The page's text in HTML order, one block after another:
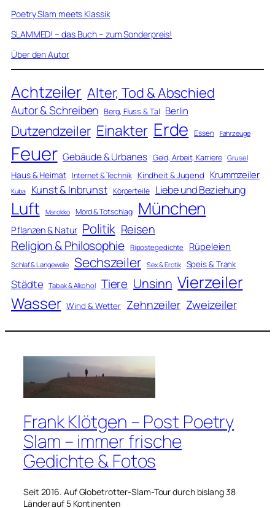
Poetry Slam meets Klassik
SLAMMED! – das Buch – zum Sonderpreis!
Über den Autor
Achtzeiler Alter, Tod & Abschied
Autor & Schreiben Berg, Fluss & Tal Berlin
Dutzendzeiler Einakter Erde Essen Fahrzeuge
Feuer Gebäude & Urbanes Geld, Arbeit, Karriere Grusel
Haus & Heimat Internet & Technik Kindheit & Jugend Krummzeiler
Kuba Kunst & Inbrunst Körperteile Liebe und Beziehung
Luft Marokko Mord & Totschlag München
Pflanzen & Natur Politik Reisen
Religion & Philosophie Ripostegedichte Rüpeleien
Schlaf & Langeweile Sechszeiler Sex & Erotik Speis & Trank
Städte Tabak & Alkohol Tiere Unsinn Vierzeiler
Wasser Wind & Wetter Zehnzeiler Zweizeiler
Frank Klötgen – Post Poetry
Slam – immer frische
Gedichte & Fotos
Seit 2016. Auf Globetrotter-Slam-Tour durch bislang 38
Länder auf 5 Kontinenten